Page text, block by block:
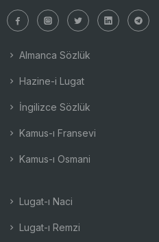
Almanca Sözlük
Hazine-i Lugat
İngilizce Sözlük
Kamus-ı Fransevi
Kamus-ı Osmani
Lugat-ı Naci
Lugat-ı Remzi